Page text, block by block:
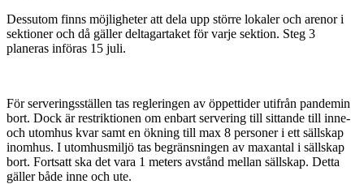
Dessutom finns möjligheter att dela upp större lokaler och arenor i
sektioner och då gäller deltagartaket för varje sektion. Steg 3
planeras införas 15 juli.
För serveringsställen tas regleringen av öppettider utifrån pandemin
bort. Dock är restriktionen om enbart servering till sittande till inne-
och utomhus kvar samt en ökning till max 8 personer i ett sällskap
inomhus. I utomhusmiljö tas begränsningen av maxantal i sällskap
bort. Fortsatt ska det vara 1 meters avstånd mellan sällskap. Detta
gäller både inne och ute.